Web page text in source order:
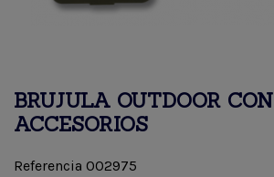
BRUJULA OUTDOOR CON
ACCESORIOS
Referencia 002975